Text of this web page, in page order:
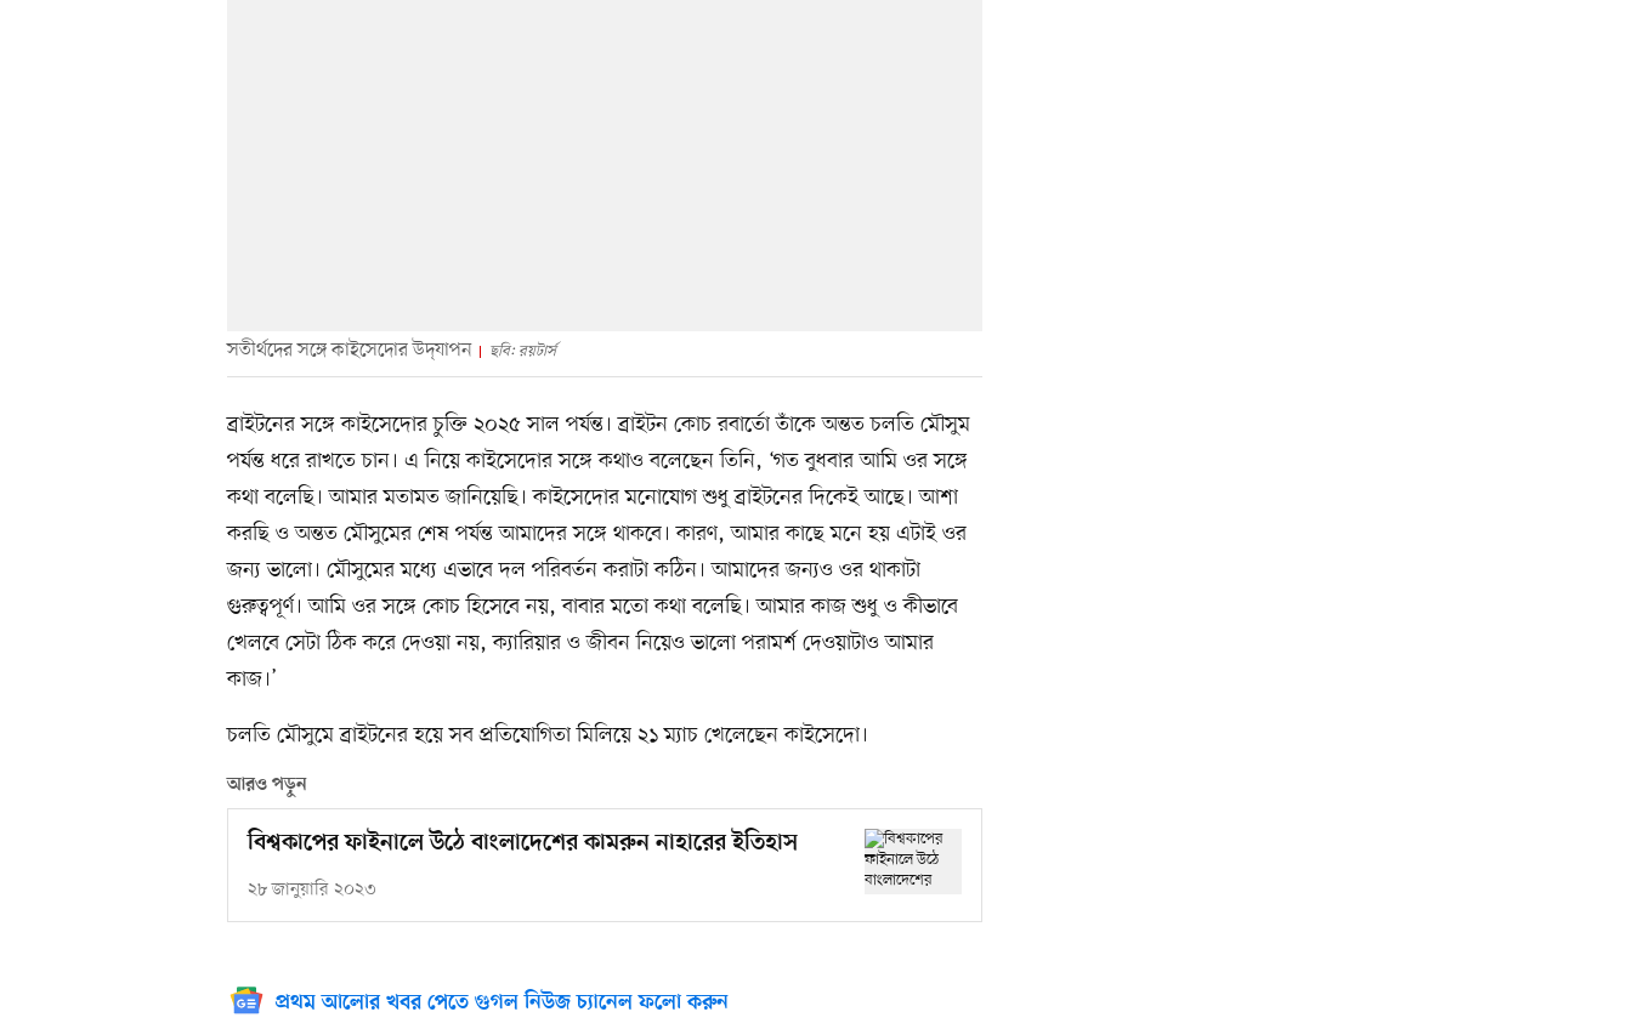
সতীর্থদের সঙ্গে কাইসেদোর উদ্‌যাপন ছবি: রয়টার্স
ব্রাইটনের সঙ্গে কাইসেদোর চুক্তি ২০২৫ সাল পর্যন্ত। ব্রাইটন কোচ রবার্তো তাঁকে অন্তত চলতি মৌসুম
পর্যন্ত ধরে রাখতে চান। এ নিয়ে কাইসেদোর সঙ্গে কথাও বলেছেন তিনি, ‘গত বুধবার আমি ওর সঙ্গে
কথা বলেছি। আমার মতামত জানিয়েছি। কাইসেদোর মনোযোগ শুধু ব্রাইটনের দিকেই আছে। আশা
করছি ও অন্তত মৌসুমের শেষ পর্যন্ত আমাদের সঙ্গে থাকবে। কারণ, আমার কাছে মনে হয় এটাই ওর
জন্য ভালো। মৌসুমের মধ্যে এভাবে দল পরিবর্তন করাটা কঠিন। আমাদের জন্যও ওর থাকাটা
গুরুত্বপূর্ণ। আমি ওর সঙ্গে কোচ হিসেবে নয়, বাবার মতো কথা বলেছি। আমার কাজ শুধু ও কীভাবে
খেলবে সেটা ঠিক করে দেওয়া নয়, ক্যারিয়ার ও জীবন নিয়েও ভালো পরামর্শ দেওয়াটাও আমার
কাজ।’
চলতি মৌসুমে ব্রাইটনের হয়ে সব প্রতিযোগিতা মিলিয়ে ২১ ম্যাচ খেলেছেন কাইসেদো।
আরও পড়ুন
বিশ্বকাপের ফাইনালে উঠে বাংলাদেশের কামরুন নাহারের ইতিহাস
২৮ জানুয়ারি ২০২৩
প্রথম আলোর খবর পেতে গুগল নিউজ চ্যানেল ফলো করুন